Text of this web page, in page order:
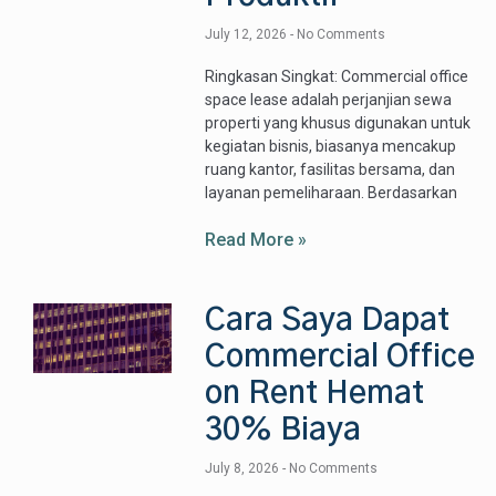
July 12, 2026 No Comments
Ringkasan Singkat: Commercial office
space lease adalah perjanjian sewa
properti yang khusus digunakan untuk
kegiatan bisnis, biasanya mencakup
ruang kantor, fasilitas bersama, dan
layanan pemeliharaan. Berdasarkan
Read More »
Cara Saya Dapat
Commercial Office
on Rent Hemat
30% Biaya
July 8, 2026 No Comments